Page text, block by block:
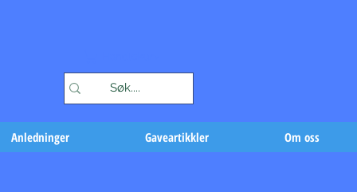
Anledninger Gaveartikkler Om oss